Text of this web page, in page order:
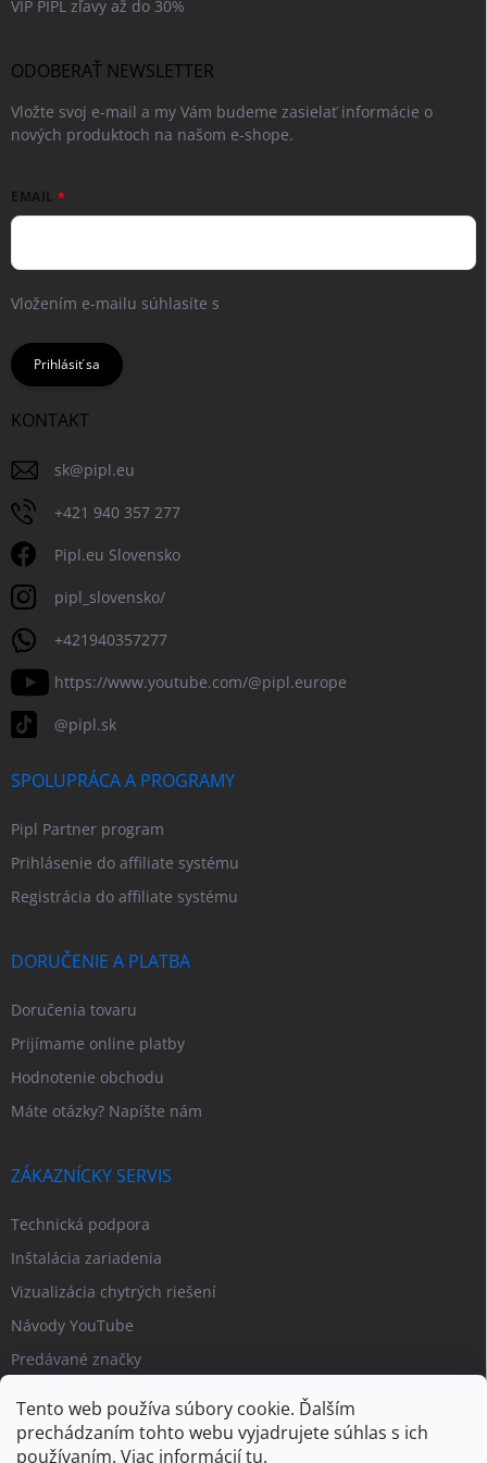
Tento web používa súbory cookie. Ďalším
prechádzaním tohto webu vyjadrujete súhlas s ich
používaním. Viac informáciítu.
VIP PIPL zľavy až do 30%
ODOBERAŤ NEWSLETTER
Vložte svoj e-mail a my Vám budeme zasielať informácie o
nových produktoch na našom e-shope.
EMAIL
Vložením e-mailu súhlasíte s
Prihlásiť sa
KONTAKT
sk@pipl.eu
+421 940 357 277
Pipl.eu Slovensko
pipl_slovensko/
+421940357277
https://www.youtube.com/@pipl.europe
@pipl.sk
SPOLUPRÁCA A PROGRAMY
Pipl Partner program
Prihlásenie do affiliate systému
Registrácia do affiliate systému
DORUČENIE A PLATBA
Doručenia tovaru
Prijímame online platby
Hodnotenie obchodu
Máte otázky? Napíšte nám
ZÁKAZNÍCKY SERVIS
Technická podpora
Inštalácia zariadenia
Vizualizácia chytrých riešení
Návody YouTube
Predávané značky